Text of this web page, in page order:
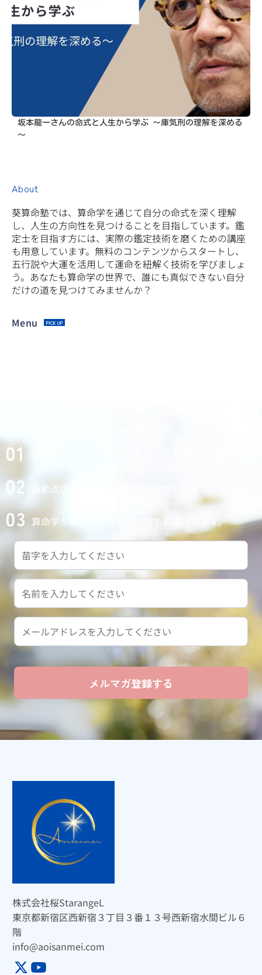
坂本龍一さんの命式と人生から学ぶ ～庫気刑の理解を深める
～
About
葵算命塾では、算命学を通じて自分の命式を深く理解
し、人生の方向性を見つけることを目指しています。鑑
定士を目指す方には、実際の鑑定技術を磨くための講座
も用意しています。無料のコンテンツからスタートし、
五行説や大運を活用して運命を紐解く技術を学びましょ
う。あなたも算命学の世界で、誰にも真似できない自分
だけの道を見つけてみませんか？
Menu PICK UP
01
02 自動返信メールで特典動画をお渡しします。
03 算命学が楽しくなるメルマガをお届けします。
株式会社桜StarangeL
東京都新宿区西新宿３丁目３番１３号西新宿水間ビル６
階
info@aoisanmei.com